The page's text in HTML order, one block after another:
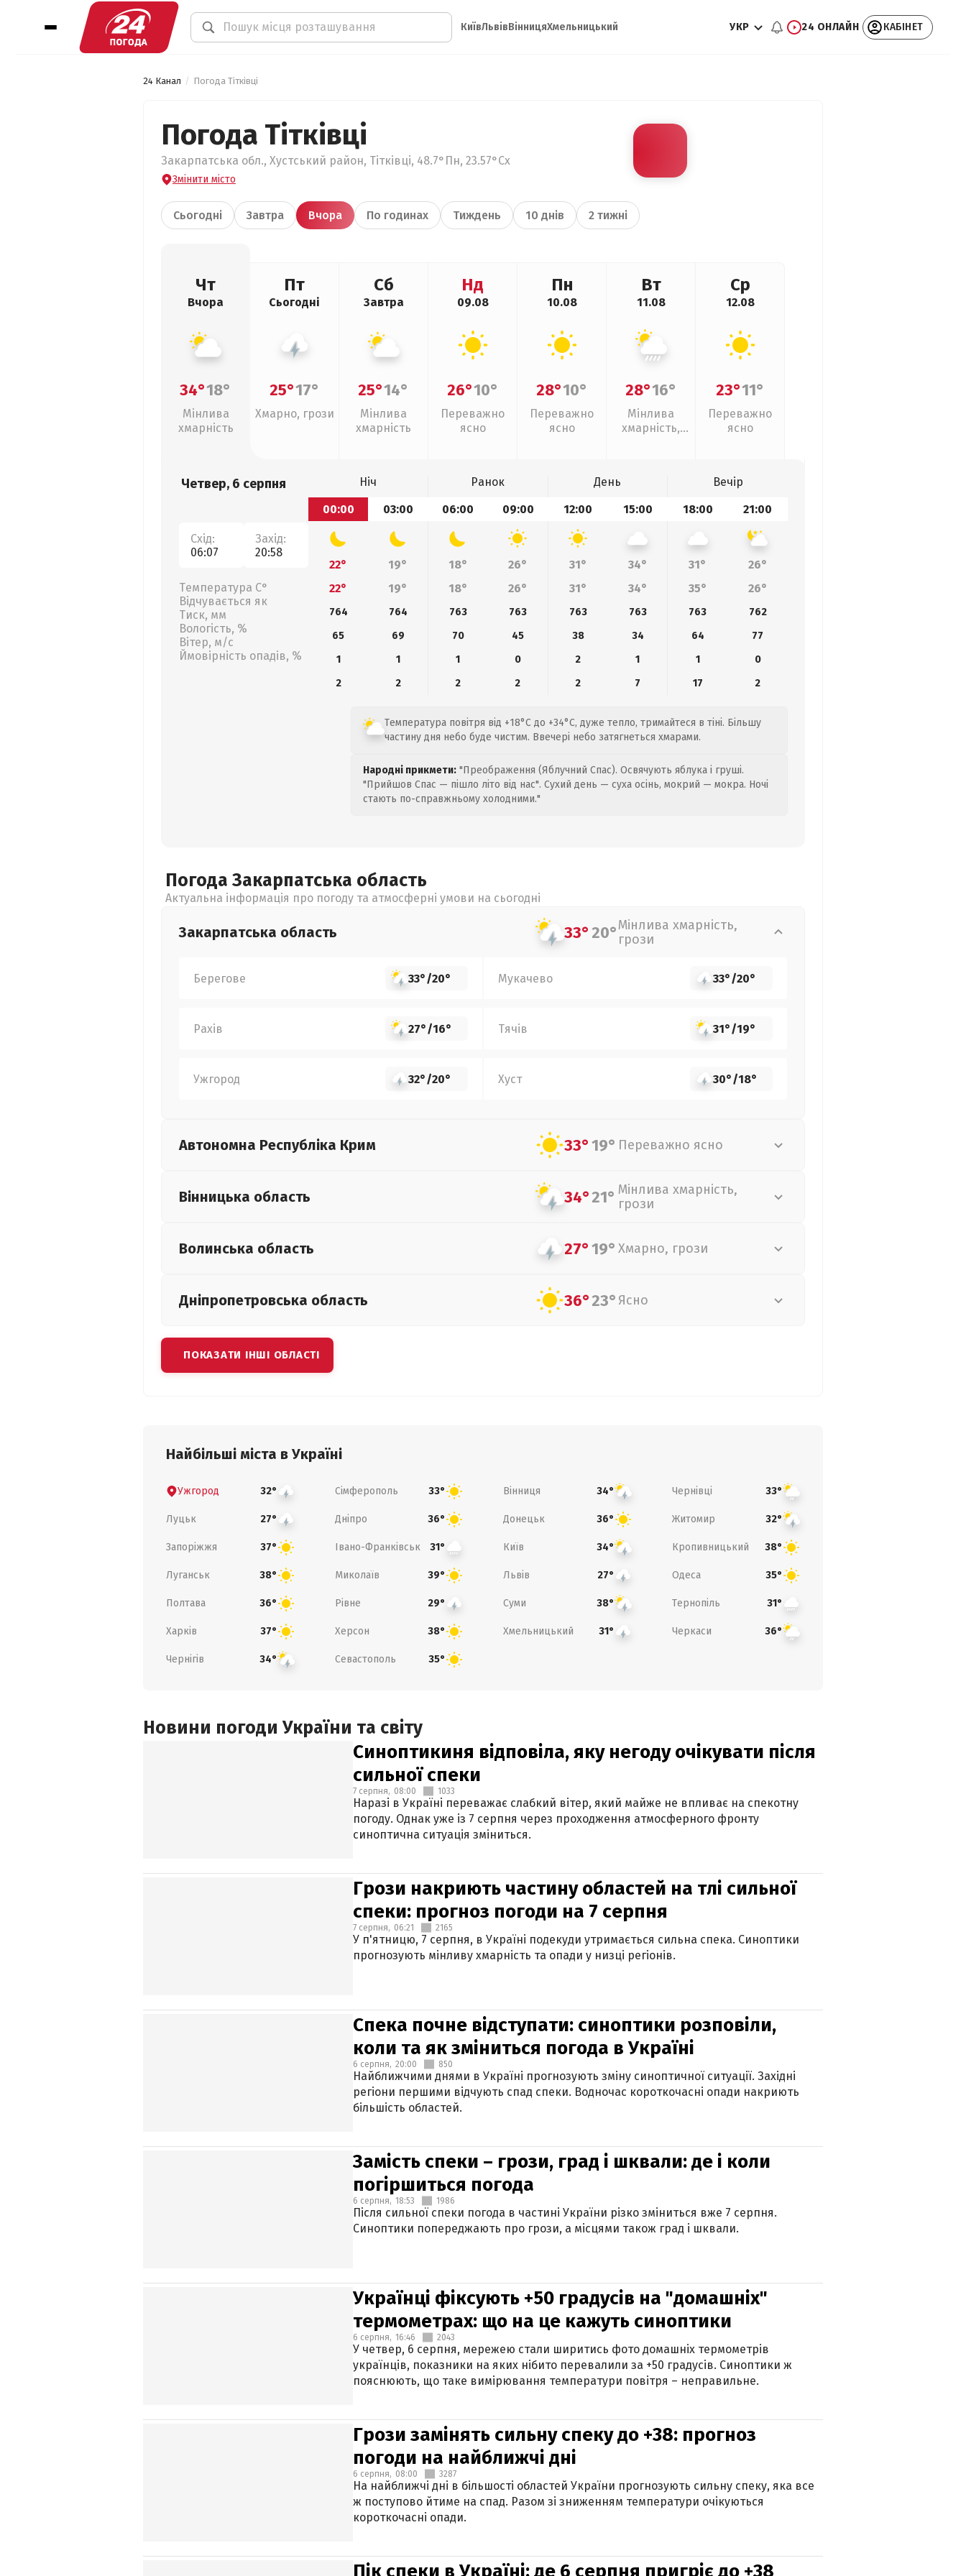
КиївЛьвівВінницяХмельницький УКР 24 ОНЛАЙН КАБІНЕТ
24 Канал Погода Тітківці
Погода Тітківці
Закарпатська обл., Хустський район, Тітківці, 48.7°Пн, 23.57°Сх
Змінити місто
Сьогодні Завтра Вчора По годинах Тиждень 10 днів 2 тижні
Чт
Вчора
34°18°
Мінлива
хмарність
Пт
Сьогодні
25°17°
Хмарно, грози
Сб
Завтра
25°14°
Мінлива
хмарність
Нд
09.08
26°10°
Переважно
ясно
Пн
10.08
28°10°
Переважно
ясно
Вт
11.08
28°16°
Мінлива
хмарність,
Ср
12.08
23°11°
Переважно
ясно
Четвер, 6 серпня
Схід:
06:07
Захід:
20:58
Температура С°
Відчувається як
Тиск, мм
Вологість, %
Вітер, м/с
Ймовірність опадів, %
Ніч Ранок День
Вечір
00:00
03:00 06:00 09:00 12:00 15:00 18:00 21:00
22° 19° 18° 26° 31° 34° 31°
26°
22°
19° 18° 26° 31° 34° 35° 26°
764 764 763 763 763 763 763
762
65
69 70 45 38 34 64
77
1
1 1 0 2 1 1
0
2
2 2 2 2 7 17 2
Температура повітря від +18°C до +34°C, дуже тепло, тримайтеся в тіні. Більшу
частину дня небо буде чистим. Ввечері небо затягнеться хмарами.
Народні прикмети: "Преображення (Яблучний Спас). Освячують яблука і груші.
"Прийшов Спас — пішло літо від нас". Сухий день — суха осінь, мокрий — мокра. Ночі
стають по-справжньому холодними."
Погода Закарпатська область
Актуальна інформація про погоду та атмосферні умови на сьогодні
Закарпатська область 33°20°Мінлива хмарність,
грози
Берегове 33°/20° Мукачево 33°/20°
Рахів 27°/16° Тячів 31°/19°
Ужгород 32°/20° Хуст 30°/18°
Автономна Республіка Крим 33°19° Переважно ясно
Вінницька область 34°21° Мінлива хмарність,
грози
Волинська область 27°19° Хмарно, грози
Дніпропетровська область 36°23° Ясно
ПОКАЗАТИ ІНШІ ОБЛАСТІ
Найбільші міста в Україні
Ужгород 32° Сімферополь 33° Вінниця 34° Чернівці 33°
Луцьк 27° Дніпро 36° Донецьк 36° Житомир 32°
Запоріжжя 37° Івано-Франківськ 31° Київ 34° Кропивницький 38°
Луганськ 38° Миколаїв 39° Львів 27° Одеса 35°
Полтава 36° Рівне 29° Суми 38° Тернопіль 31°
Харків 37° Херсон 38° Хмельницький 31° Черкаси 36°
Чернігів 34° Севастополь 35°
Новини погоди України та світу
Синоптикиня відповіла, яку негоду очікувати після
сильної спеки
7 серпня, 08:00 1033
Наразі в Україні переважає слабкий вітер, який майже не впливає на спекотну
погоду. Однак уже із 7 серпня через проходження атмосферного фронту
синоптична ситуація зміниться.
Грози накриють частину областей на тлі сильної
спеки: прогноз погоди на 7 серпня
7 серпня, 06:21 2165
У п'ятницю, 7 серпня, в Україні подекуди утримається сильна спека. Синоптики
прогнозують мінливу хмарність та опади у низці регіонів.
Спека почне відступати: синоптики розповіли,
коли та як зміниться погода в Україні
6 серпня, 20:00 850
Найближчими днями в Україні прогнозують зміну синоптичної ситуації. Західні
регіони першими відчують спад спеки. Водночас короткочасні опади накриють
більшість областей.
Замість спеки – грози, град і шквали: де і коли
погіршиться погода
6 серпня, 18:53 1986
Після сильної спеки погода в частині України різко зміниться вже 7 серпня.
Синоптики попереджають про грози, а місцями також град і шквали.
Українці фіксують +50 градусів на "домашніх"
термометрах: що на це кажуть синоптики
6 серпня, 16:46 2043
У четвер, 6 серпня, мережею стали ширитись фото домашніх термометрів
українців, показники на яких нібито перевалили за +50 градусів. Синоптики ж
пояснюють, що таке вимірювання температури повітря – неправильне.
Грози замінять сильну спеку до +38: прогноз
погоди на найближчі дні
6 серпня, 08:00 3287
На найближчі дні в більшості областей України прогнозують сильну спеку, яка все
ж поступово йтиме на спад. Разом зі зниженням температури очікуються
короткочасні опади.
Пік спеки в Україні: де 6 серпня пригріє до +38